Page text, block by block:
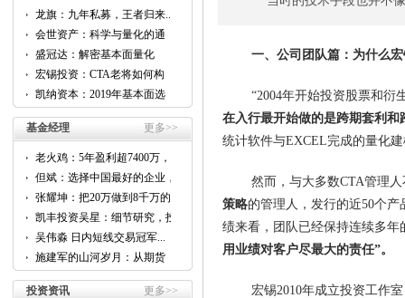
的...
龙旗：九年私募，王者归来...
会世资产：科学与量化的通
用...
盛冠达：解密基本面量化
CTA...
宏锡投资：CTA老将如何构
建...
凯纳资本：2019年基本面选
股...
基金经理
更多>>
老火鸡：5年盈利超7400万，
他...
但斌：选择中国最好的企业，
跟...
张耀坤：把20万做到8千万的...
凯丰投资吴星：细节研究，投
资...
吴伟淼 日内短线交易冠军...
施建军的山河岁月：从期货
到...
投资资讯
更多>>
一、公司团队篇：为什么
“2004年开始投资股票和衍
在入行最开始做的是跨期套利和
统计软件与EXCEL完成的量化
然而，与大多数CTA管理
策略的管理人，发行的近50个
绩来看，团队已经保持连续多年
用业绩对客户尽最大的责任”。
宏锡2010年成立投资工作